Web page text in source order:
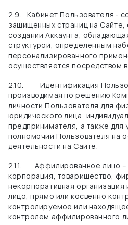
2.9.
Кабинет Пользователя -
защищенных страниц на
создании Аккаунта,
структурой, определенным
персонализированного
осуществляется посредством
2.10.
Идентификация
производимая по решению
личности Пользователя для
юридического лица,
предпринимателя, а также для
полномочий Пользователя на
деятельности на Сайте.
2.11.
Аффилированное лицо
корпорация, товарищество,
некорпоративная
лицо, прямо или косвенно
контролируемое или
контролем аффилированного